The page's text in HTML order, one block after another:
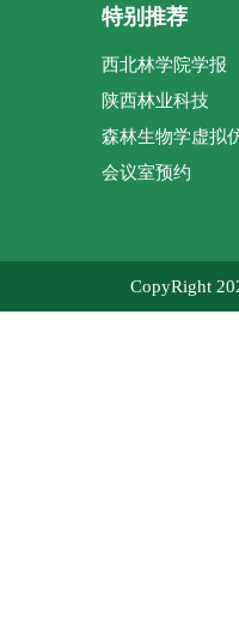
特别推荐
西北林学院学报
陕西林业科技
森林生物学虚拟
会议室预约
CopyRight